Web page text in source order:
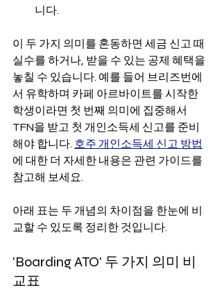
니다.
이 두 가지 의미를 혼동하면 세금 신고 때
실수를 하거나, 받을 수 있는 공제 혜택을
놓칠 수 있습니다. 예를 들어 브리즈번에
서 유학하며 카페 아르바이트를 시작한
학생이라면 첫 번째 의미에 집중해서
TFN을 받고 첫 개인소득세 신고를 준비
해야 합니다. 호주 개인소득세 신고 방법
에 대한 더 자세한 내용은 관련 가이드를
참고해 보세요.
아래 표는 두 개념의 차이점을 한눈에 비
교할 수 있도록 정리한 것입니다.
'Boarding ATO' 두 가지 의미 비
교표